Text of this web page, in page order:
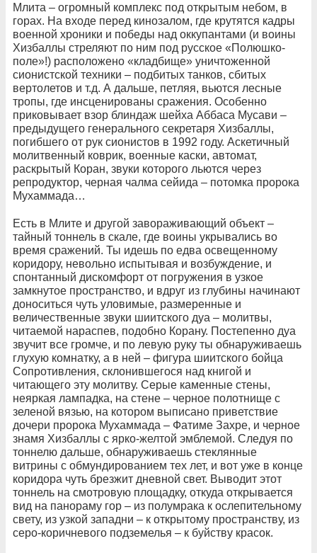
Млита – огромный комплекс под открытым небом, в
горах. На входе перед кинозалом, где крутятся кадры
военной хроники и победы над оккупантами (и воины
Хизбаллы стреляют по ним под русское «Полюшко-
поле»!) расположено «кладбище» уничтоженной
сионистской техники – подбитых танков, сбитых
вертолетов и т.д. А дальше, петляя, вьются лесные
тропы, где инсценированы сражения. Особенно
приковывает взор блиндаж шейха Аббаса Мусави –
предыдущего генерального секретаря Хизбаллы,
погибшего от рук сионистов в 1992 году. Аскетичный
молитвенный коврик, военные каски, автомат,
раскрытый Коран, звуки которого льются через
репродуктор, черная чалма сейида – потомка пророка
Мухаммада…
Есть в Млите и другой завораживающий объект –
тайный тоннель в скале, где воины укрывались во
время сражений. Ты идешь по едва освещенному
коридору, невольно испытывая и возбуждение, и
спонтанный дискомфорт от погружения в узкое
замкнутое пространство, и вдруг из глубины начинают
доноситься чуть уловимые, размеренные и
величественные звуки шиитского дуа – молитвы,
читаемой нараспев, подобно Корану. Постепенно дуа
звучит все громче, и по левую руку ты обнаруживаешь
глухую комнатку, а в ней – фигура шиитского бойца
Сопротивления, склонившегося над книгой и
читающего эту молитву. Серые каменные стены,
неяркая лампадка, на стене – черное полотнище с
зеленой вязью, на котором выписано приветствие
дочери пророка Мухаммада – Фатиме Захре, и черное
знамя Хизбаллы с ярко-желтой эмблемой. Следуя по
тоннелю дальше, обнаруживаешь стеклянные
витрины с обмундированием тех лет, и вот уже в конце
коридора чуть брезжит дневной свет. Выводит этот
тоннель на смотровую площадку, откуда открывается
вид на панораму гор – из полумрака к ослепительному
свету, из узкой западни – к открытому пространству, из
серо-коричневого подземелья – к буйству красок.